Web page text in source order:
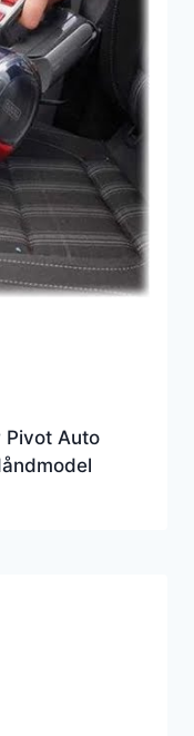
Pivot Auto